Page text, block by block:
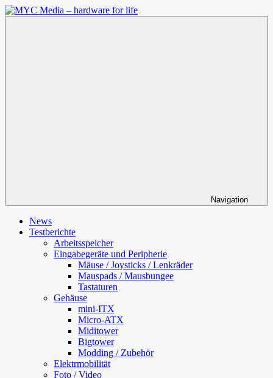
Zum
Inhalt
Navigation
News
Testberichte
Arbeitsspeicher
Eingabegeräte und Peripherie
Mäuse / Joysticks / Lenkräder
Mauspads / Mausbungee
Tastaturen
Gehäuse
mini-ITX
Micro-ATX
Miditower
Bigtower
Modding / Zubehör
Elektrmobilität
Foto / Video